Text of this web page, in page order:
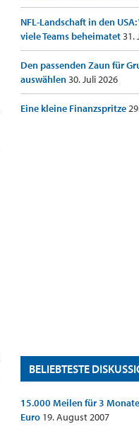
NFL-Landschaft in den
viele Teams beheimatet31.
Den passenden Zaun für
auswählen30. Juli 2026
Eine kleine Finanzspritze
BELIEBTESTE
15.000 Meilen für 3
Euro 19. August 2007